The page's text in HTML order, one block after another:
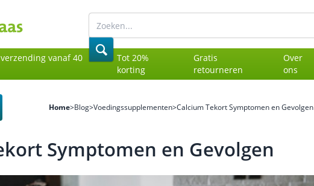
vanaf 40
Tot 20%
korting
Gratis
retourneren
Over
ons
Home>Blog>Voedingssupplementen>Calcium Tekort Symptomen en Gevolgen
Symptomen en Gevolgen